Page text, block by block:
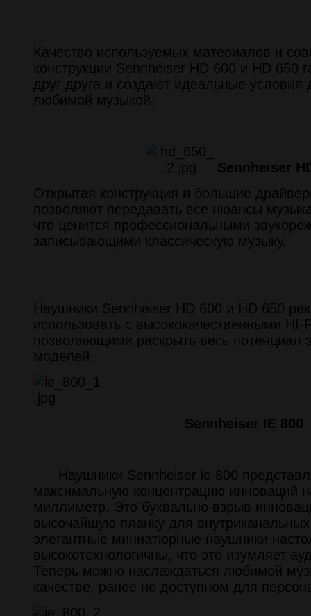
Качество используемых материалов и
конструкции Sennheiser HD 600 и HD 650
друг друга и создают идеальные
любимой музыкой.
Sennheiser
Открытая конструкция и большие
позволяют передавать все нюансы
что ценится профессиональными
записывающими классическую музыку.
Наушники Sennheiser HD 600 и HD 650
использовать с высококачественными
позволяющими раскрыть весь потенциал
моделей.
Sennheiser IE 800
Наушники Sennheiser ie 800
максимальную концентрацию инноваций
миллиметр. Это буквально взрыв
высочайшую планку для
элегантные миниатюрные наушники
высокотехнологичны, что это изумляет
Теперь можно наслаждаться любимой
качестве, ранее не доступном для